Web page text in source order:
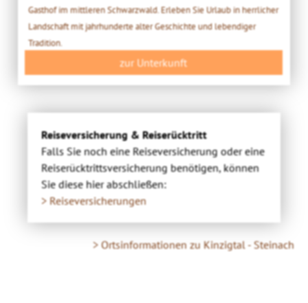
Gasthof im mittleren Schwarzwald. Erleben Sie Urlaub in herrlicher
Landschaft mit jahrhunderte alter Geschichte und lebendiger
Tradition.
zur Unterkunft
Reiseversicherung & Reiserücktritt
Falls Sie noch eine Reiseversicherung oder eine
Reiserücktrittsversicherung benötigen, können
Sie diese hier abschließen:
> Reiseversicherungen
> Ortsinformationen zu Kinzigtal - Steinach